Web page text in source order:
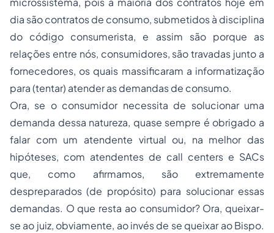
dia são contratos de consumo, submetidos à disciplina
do código consumerista, e assim são porque as
relações entre nós, consumidores, são travadas junto a
fornecedores, os quais massificaram a informatização
para (tentar) atender as demandas de consumo.
Ora, se o consumidor necessita de solucionar uma
demanda dessa natureza, quase sempre é obrigado a
falar com um atendente virtual ou, na melhor das
hipóteses, com atendentes de call centers e SACs
que, como afirmamos, são extremamente
despreparados (de propósito) para solucionar essas
demandas. O que resta ao consumidor? Ora, queixar-
se ao juiz, obviamente, ao invés de se queixar ao Bispo.